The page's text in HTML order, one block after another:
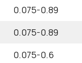
0.075-0.89
0.075-0.89
0.075-0.6